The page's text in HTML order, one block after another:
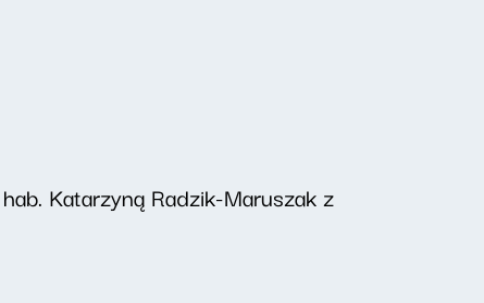
Katarzyną Radzik-Maruszak z